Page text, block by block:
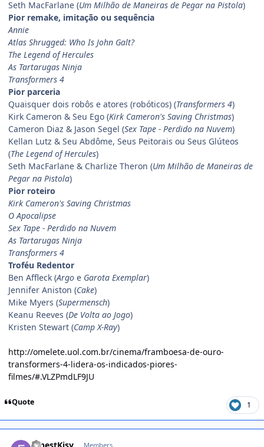
Seth MacFarlane (Um Milhão de Maneiras de Pegar na Pistola)
Pior remake, imitação ou sequência
Annie
Atlas Shrugged: Who Is John Galt?
The Legend of Hercules
As Tartarugas Ninja
Transformers 4
Pior parceria
Quaisquer dois robôs e atores (robóticos) (Transformers 4)
Kirk Cameron & Seu Ego (Kirk Cameron's Saving Christmas)
Cameron Diaz & Jason Segel (Sex Tape - Perdido na Nuvem)
Kellan Lutz & Seu Abdôme, Seus Peitorais ou Seus Glúteos
(The Legend of Hercules)
Seth MacFarlane & Charlize Theron (Um Milhão de Maneiras de
Pegar na Pistola)
Pior roteiro
Kirk Cameron's Saving Christmas
O Apocalipse
Sex Tape - Perdido na Nuvem
As Tartarugas Ninja
Transformers 4
Troféu Redentor
Ben Affleck (Argo e Garota Exemplar)
Jennifer Aniston (Cake)
Mike Myers (Supermensch)
Keanu Reeves (De Volta ao Jogo)
Kristen Stewart (Camp X-Ray)
http://omelete.uol.com.br/cinema/framboesa-de-ouro-
transformers-4-lidera-os-indicados-piores-
filmes/#.VLZPmdLF9JU
Quote 1
Members